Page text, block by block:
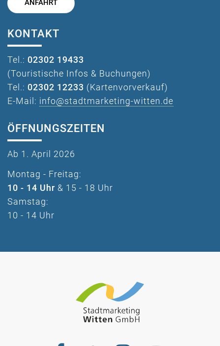
ANFAHRT
KONTAKT
Tel.: 02302 19433
(Touristische Infos & Buchungen)
Tel.: 02302 12233 (Kartenvorverkauf)
E-Mail: info@stadtmarketing-witten.de
ÖFFNUNGSZEITEN
Ab 1. April 2026
Montag - Freitag:
10 - 14 Uhr & 15 - 18 Uhr
Samstag:
10 - 14 Uhr